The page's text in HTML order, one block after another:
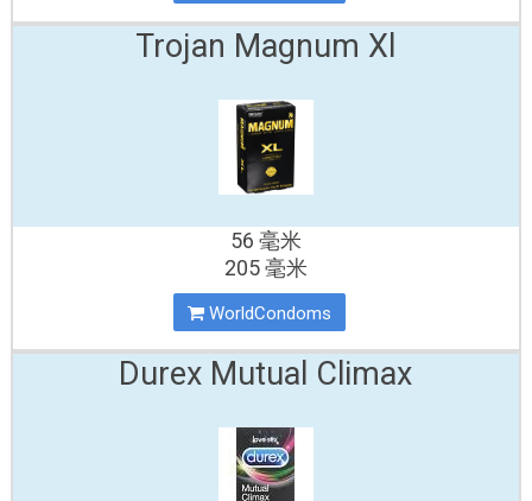
Trojan Magnum Xl
56 毫米
205 毫米
WorldCondoms
Durex Mutual Climax